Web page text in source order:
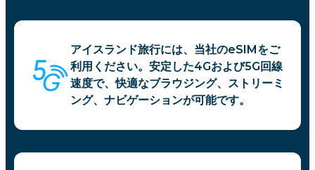
アイスランド旅行には、当社のeSIMをご
利用ください。安定した4Gおよび5G回線
速度で、快適なブラウジング、ストリーミ
ング、ナビゲーションが可能です。